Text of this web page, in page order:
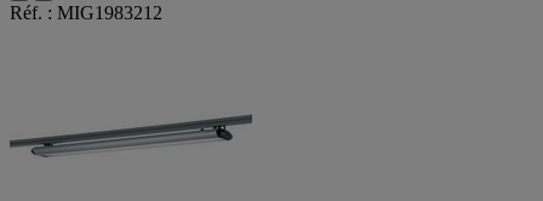
Réf. : MIG1983212